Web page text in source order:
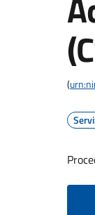
(